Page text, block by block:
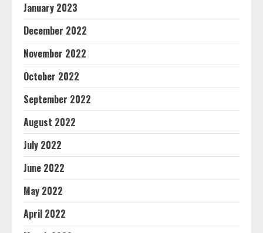
January 2023
December 2022
November 2022
October 2022
September 2022
August 2022
July 2022
June 2022
May 2022
April 2022